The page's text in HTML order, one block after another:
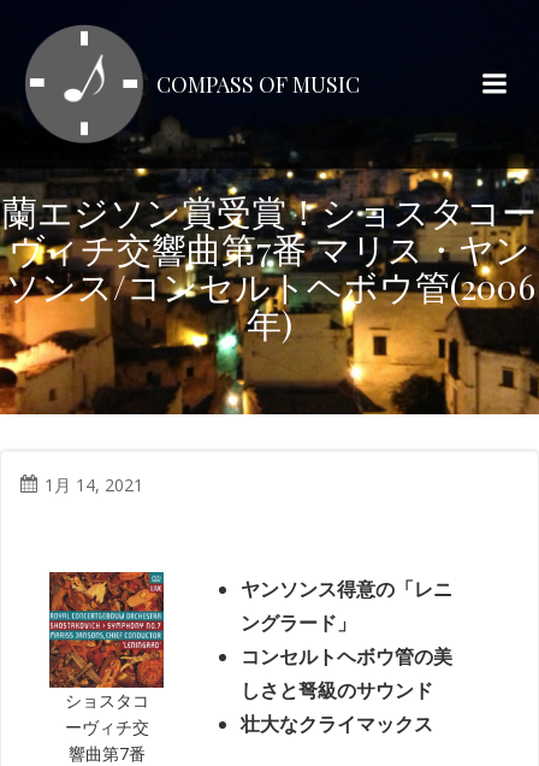
テ
ン
へ
ス
キ
ッ
プ
COMPASS OF MUSIC
蘭エジソン賞受賞！ショスタコー
ヴィチ交響曲第7番 マリス・ヤン
ソンス/コンセルトヘボウ管(2006
年)
1月 14, 2021
ショスタコ
ーヴィチ交
響曲第7番
ヤンソンス得意の「レニ
ングラード」
コンセルトヘボウ管の美
しさと弩級のサウンド
壮大なクライマックス